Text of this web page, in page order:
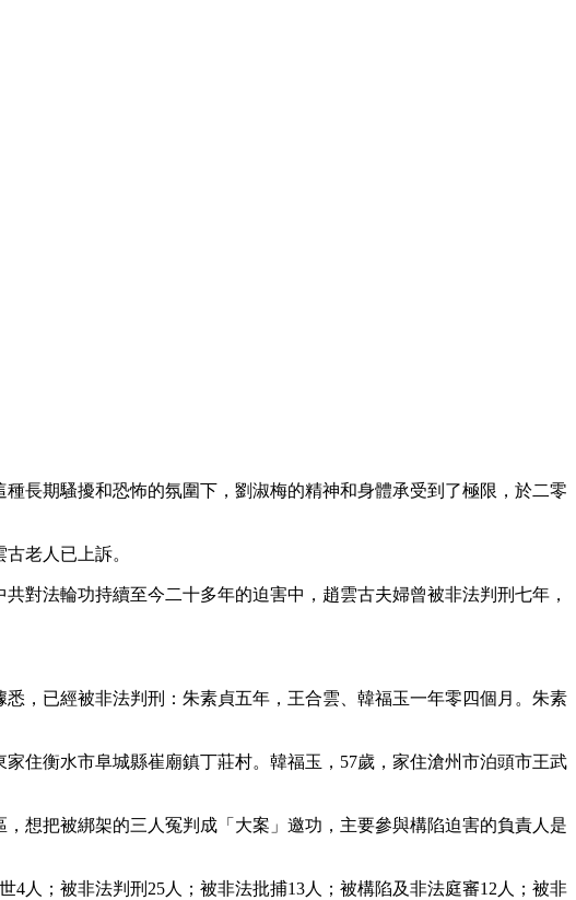
長期騷擾和恐怖的氛圍下，劉淑梅的精神和身體承受到了極限，於二零
老人已上訴。
對法輪功持續至今二十多年的迫害中，趙雲古夫婦曾被非法判刑七年，
，已經被非法判刑：朱素貞五年，王合雲、韓福玉一年零四個月。朱素
住衡水市阜城縣崔廟鎮丁莊村。韓福玉，57歲，家住滄州市泊頭市王武
想把被綁架的三人冤判成「大案」邀功，主要參與構陷迫害的負責人是
人；被非法判刑25人；被非法批捕13人；被構陷及非法庭審12人；被非